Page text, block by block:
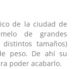
de la ciudad de
de grandes
tamaños)
peso. De ahí su
poder acabarlo.